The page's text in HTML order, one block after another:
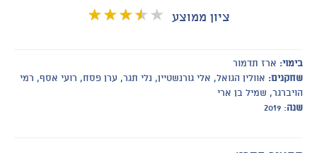
ציון ממוצע
בימוי: ארז תדמור
שחקנים: אוולין הגואל, אלי גורנשטיין, נלי תגר, ערן פסח, רועי אסף, רמי
הויברגר, שמיל בן ארי
שנה: 2019